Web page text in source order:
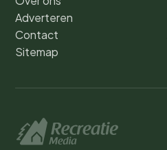
Adverteren
Contact
Sitemap